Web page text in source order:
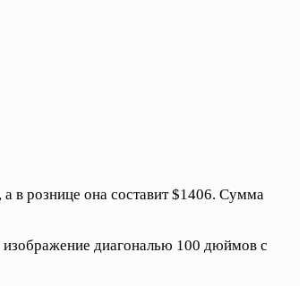
в рознице она составит $1406. Сумма
изображение диагональю 100 дюймов с